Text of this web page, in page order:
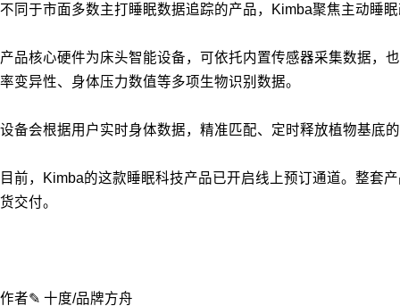
不同于市面多数主打睡眠数据追踪的产品，Kimba聚焦主动睡
产品核心硬件为床头智能设备，可依托内置传感器采集数据，
率变异性、身体压力数值等多项生物识别数据。
设备会根据用户实时身体数据，精准匹配、定时释放植物基底
目前，Kimba的这款睡眠科技产品已开启线上预订通道。整套
货交付。
作者✎ 十度/品牌方舟